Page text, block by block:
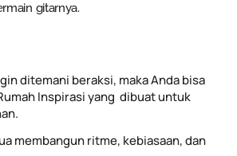
gitarnya.
ditemani beraksi, maka Anda bisa
Inspirasi yang dibuat untuk
membangun ritme, kebiasaan, dan